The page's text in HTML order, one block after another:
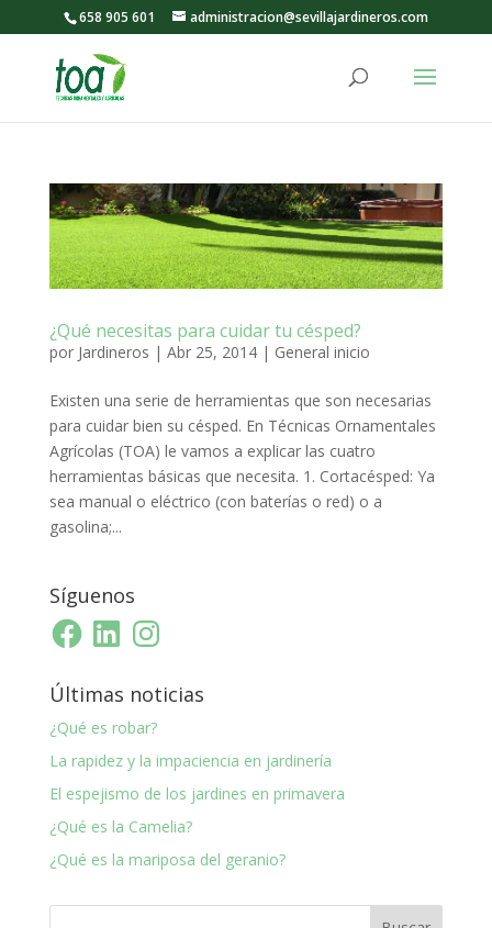
658 905 601 administracion@sevillajardineros.com
¿Qué necesitas para cuidar tu césped?
por Jardineros | Abr 25, 2014| General inicio
Existen una serie de herramientas que son necesarias
para cuidar bien su césped. En Técnicas Ornamentales
Agrícolas (TOA) le vamos a explicar las cuatro
herramientas básicas que necesita. 1. Cortacésped: Ya
sea manual o eléctrico (con baterías o red) o a
gasolina;...
Síguenos
FacebookLinkedInInstagram
Últimas noticias
¿Qué es robar?
La rapidez y la impaciencia en jardinería
El espejismo de los jardines en primavera
¿Qué es la Camelia?
¿Qué es la mariposa del geranio?